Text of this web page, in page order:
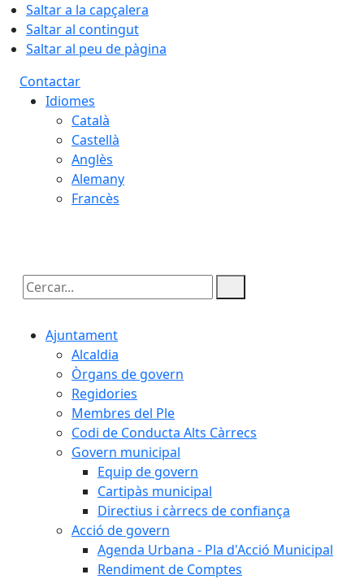
Saltar a la capçalera
Saltar al contingut
Saltar al peu de pàgina
Contactar
Idiomes
Català
Castellà
Anglès
Alemany
Francès
Cercar:
Ajuntament
Alcaldia
Òrgans de govern
Regidories
Membres del Ple
Codi de Conducta Alts Càrrecs
Govern municipal
Equip de govern
Cartipàs municipal
Directius i càrrecs de confiança
Acció de govern
Agenda Urbana - Pla d'Acció Municipal
Rendiment de Comptes